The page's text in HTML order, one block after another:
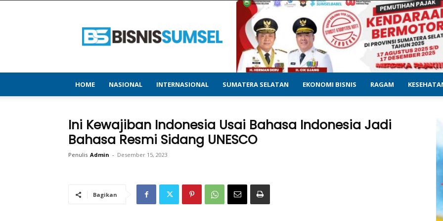
–
Menyajikan
&
Terupdate
HOME NASIONAL INTERNASIONAL SUMATERA SELATAN EKONOMI BISNIS RAGAM
Ini Kewajiban Indonesia Usai Bahasa Indonesia Jadi
Bahasa Resmi Sidang UNESCO
Penulis Admin - Desember 15, 2023
Bagikan